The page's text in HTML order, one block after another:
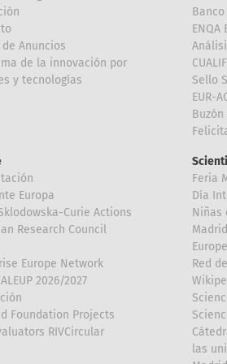
Anuncios
de la innovación por
y tecnologías
ENQA
Sello
EUR-
Europa
Curie Actions
Research Council
Europe Network
2026/2027
Foundation Projects
RIVCircular
Feria
Día
Niñas
Red
las